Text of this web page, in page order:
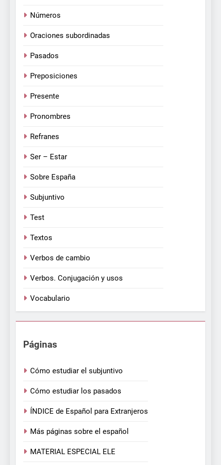
Números
Oraciones subordinadas
Pasados
Preposiciones
Presente
Pronombres
Refranes
Ser – Estar
Sobre España
Subjuntivo
Test
Textos
Verbos de cambio
Verbos. Conjugación y usos
Vocabulario
Páginas
Cómo estudiar el subjuntivo
Cómo estudiar los pasados
ÍNDICE de Español para Extranjeros
Más páginas sobre el español
MATERIAL ESPECIAL ELE